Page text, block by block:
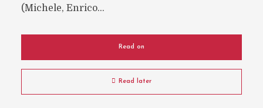
(Michele, Enrico...
Read on
Read later